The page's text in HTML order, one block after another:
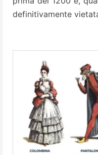
definitivamente